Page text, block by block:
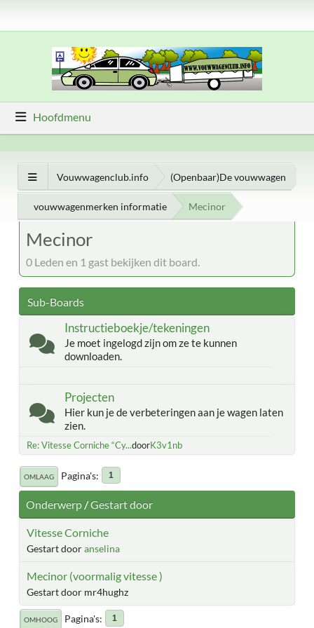
Hoofdmenu
Vouwwagenclub.info (Openbaar)De vouwwagen
vouwwagenmerken informatie Mecinor
Mecinor
0 Leden en 1 gast bekijken dit board.
Sub-Boards
Instructieboekje/tekeningen
Je moet ingelogd zijn om ze te kunnen
downloaden.
Projecten
Hier kun je de verbeteringen aan je wagen laten
zien.
Re: Vitesse Corniche “Cy...doorK3v1nb
OMLAAG Pagina's 1
Onderwerp/Gestart door
Vitesse Corniche
Gestart dooranselina
Mecinor (voormalig vitesse )
Gestart door mr4hughz
OMHOOG Pagina's 1